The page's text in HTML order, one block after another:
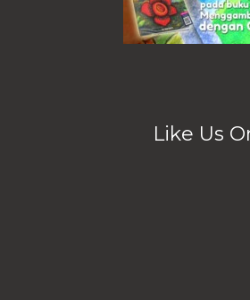
Like Us